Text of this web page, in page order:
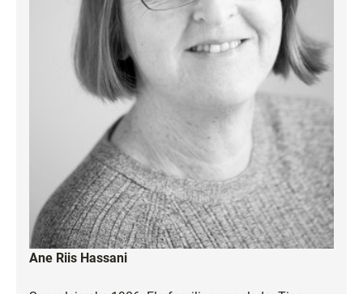
Ane Riis Hassani